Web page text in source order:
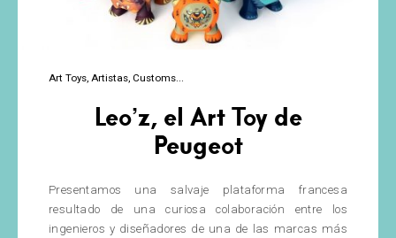
Art Toys Artistas Customs
Leo’z, el Art Toy de
Peugeot
Presentamos una salvaje plataforma francesa
resultado de una curiosa colaboración entre los
ingenieros y diseñadores de una de las marcas más